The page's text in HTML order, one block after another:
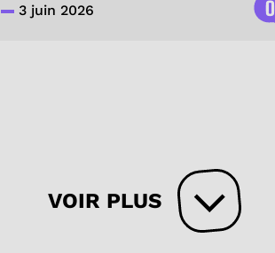
3 juin 2026 0
VOIR PLUS